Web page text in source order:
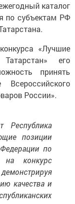
каталог
по субъектам РФ
«Лучшие
его
принять
России».
Республика
позиции
по
на конкурс
качества и